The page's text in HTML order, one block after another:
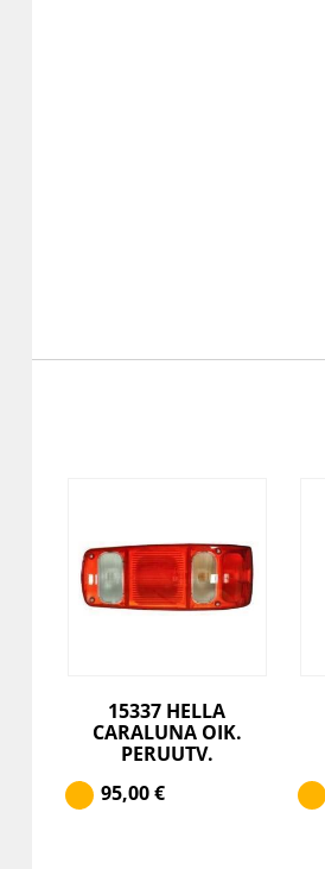
15337 HELLA
CARALUNA OIK.
PERUUTV.
95,00€